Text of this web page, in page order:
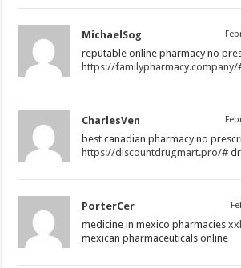
MichaelSog
reputable online pharmacy no
https://familypharmacy.company/
CharlesVen
best canadian pharmacy no
https://discountdrugmart.pro/#
PorterCer
medicine in mexico pharmacies
mexican pharmaceuticals online